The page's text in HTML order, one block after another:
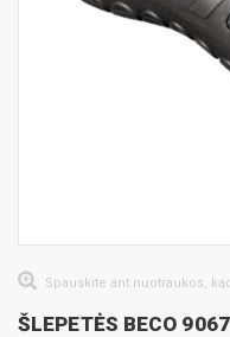
Spauskite ant nuotraukos,
ŠLEPETĖS BECO